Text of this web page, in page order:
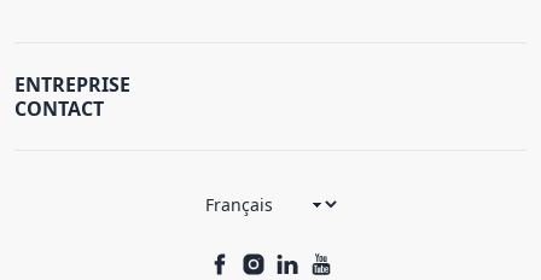
ENTREPRISE
CONTACT